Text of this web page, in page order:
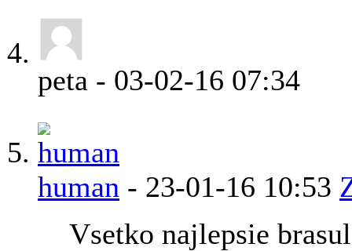
peta - 03-02-16 07:34
human - 23-01-16 10:53
Vsetko najlepsie